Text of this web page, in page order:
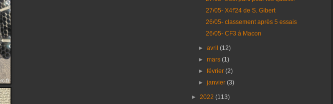
27/05- X4f'24 de S. Gibert
26/05- classement après 5 essais
26/05- CF3 à Macon
►avril(12)
►mars(1)
►février(2)
►janvier(3)
► 2022 (113)